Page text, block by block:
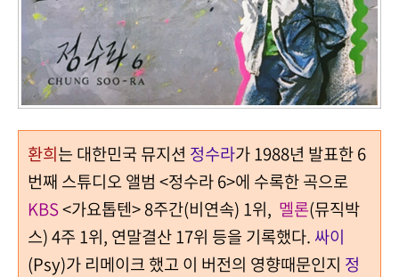
환희는 대한민국 뮤지션 정수라가 1988년 발표한 6
번째 스튜디오 앨범 <정수라 6>에 수록한 곡으로
KBS<가요톱텐> 8주간(비연속) 1위, 멜론(뮤직박
스) 4주 1위, 연말결산 17위 등을 기록했다. 싸이
(Psy)가 리메이크 했고 이 버전의 영향때문인지 정